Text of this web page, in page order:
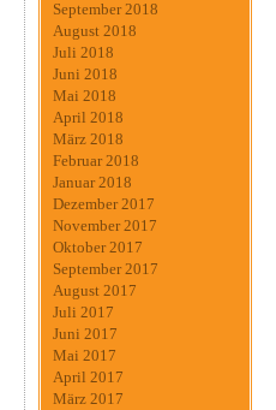
September 2018
August 2018
Juli 2018
Juni 2018
Mai 2018
April 2018
März 2018
Februar 2018
Januar 2018
Dezember 2017
November 2017
Oktober 2017
September 2017
August 2017
Juli 2017
Juni 2017
Mai 2017
April 2017
März 2017